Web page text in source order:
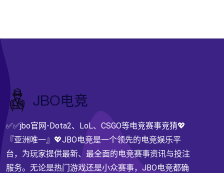
✅✅jbo官网-Dota2、LoL、CSGO等电竞赛事竞猜💖
『亚洲唯一』💖JBO电竞是一个领先的电竞娱乐平
台，为玩家提供最新、最全面的电竞赛事资讯与投注
服务。无论是热门游戏还是小众赛事，JBO电竞都确